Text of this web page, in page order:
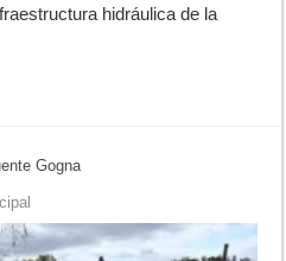
hidráulica de la
Gogna